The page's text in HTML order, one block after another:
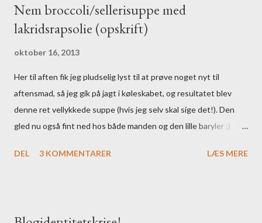
Nem broccoli/sellerisuppe med
lakridsrapsolie (opskrift)
oktober 16, 2013
Her til aften fik jeg pludselig lyst til at prøve noget nyt til
aftensmad, så jeg gik på jagt i køleskabet, og resultatet blev
denne ret vellykkede suppe (hvis jeg selv skal sige det!). Den
gled nu også fint ned hos både manden og den lille baryler :)
knoldsellerihoved - 1,5 L vand - 1 broccolihoved - 1
DEL 3 KOMMENTARER LÆS MERE